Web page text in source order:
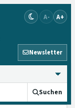
A- A+
Newsletter
Suchen